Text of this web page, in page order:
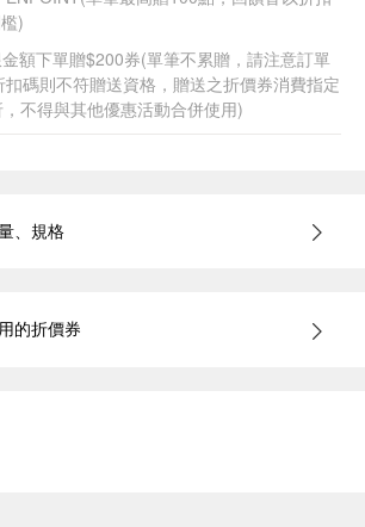
)
額下單贈$200券(單筆不累贈，請注意訂單
碼則不符贈送資格，贈送之折價券消費指定
不得與其他優惠活動合併使用)
、規格
的折價券